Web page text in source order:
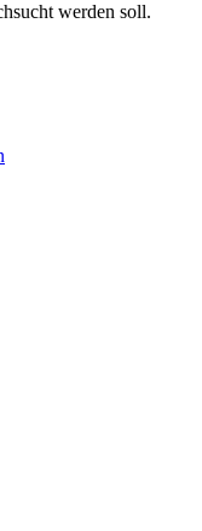
werden soll.